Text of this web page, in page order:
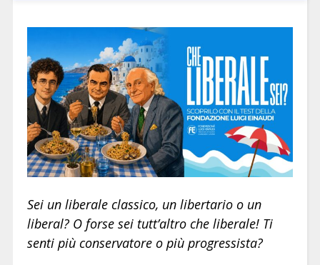
Sei un liberale classico, un libertario o un
liberal? O forse sei tutt’altro che liberale! Ti
senti più conservatore o più progressista?